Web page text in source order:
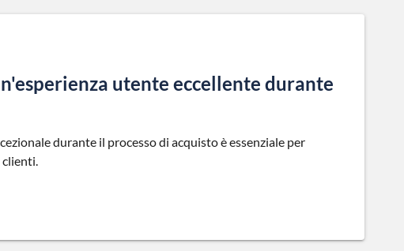
utente eccellente durante
durante il processo di acquisto è essenziale per
clienti.